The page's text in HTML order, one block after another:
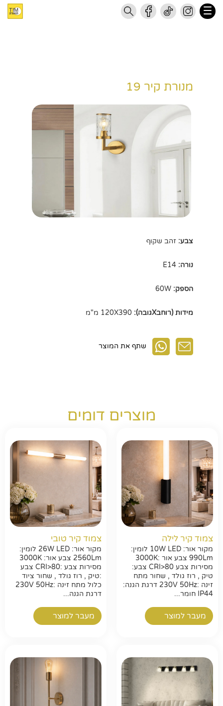
מנורת קיר 19
צבע: זהב שקוף
נורה:
הספק:
מידות (רוחבXגובה):
שתף את המוצר
מוצרים דומים
צמוד קיר לילה
מקור אור: 10W LED לומין:
990Lm צבע אור :3000K
מסירות צבע CRI>80 צבע:
טיק , רוז גולד , שחור מתח
זינה :230V 50Hz דרגת הגנה:
IP44 חומר...
מעבר למוצר
צמוד קיר טובי
מקור אור: 26W LED לומין:
2560Lm צבע אור: 3000K
מסירות צבע :CRI>80 צבע
:טיק , רוז גולד , שחור ציוד
כלול מתח זינה :230V 50Hz
דרגת הגנה...
מעבר למוצר